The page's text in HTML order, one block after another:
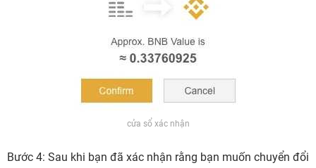
cửa sổ xác nhận
Bước 4: Sau khi bạn đã xác nhận rằng bạn muốn chuyển đổi